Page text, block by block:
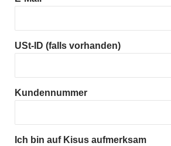
USt-ID (falls vorhanden)
Kundennummer
Ich bin auf Kisus aufmerksam